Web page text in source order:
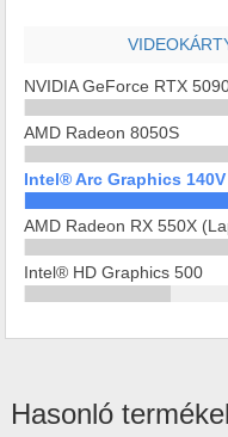
NVIDIA GeForce RTX
AMD Radeon 8050S
Intel® Arc Graphics 140V
AMD Radeon RX 550X
Intel® HD Graphics 500
Hasonló